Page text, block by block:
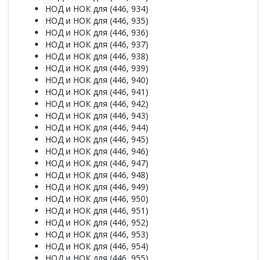
НОД и НОК для (446, 934)
НОД и НОК для (446, 935)
НОД и НОК для (446, 936)
НОД и НОК для (446, 937)
НОД и НОК для (446, 938)
НОД и НОК для (446, 939)
НОД и НОК для (446, 940)
НОД и НОК для (446, 941)
НОД и НОК для (446, 942)
НОД и НОК для (446, 943)
НОД и НОК для (446, 944)
НОД и НОК для (446, 945)
НОД и НОК для (446, 946)
НОД и НОК для (446, 947)
НОД и НОК для (446, 948)
НОД и НОК для (446, 949)
НОД и НОК для (446, 950)
НОД и НОК для (446, 951)
НОД и НОК для (446, 952)
НОД и НОК для (446, 953)
НОД и НОК для (446, 954)